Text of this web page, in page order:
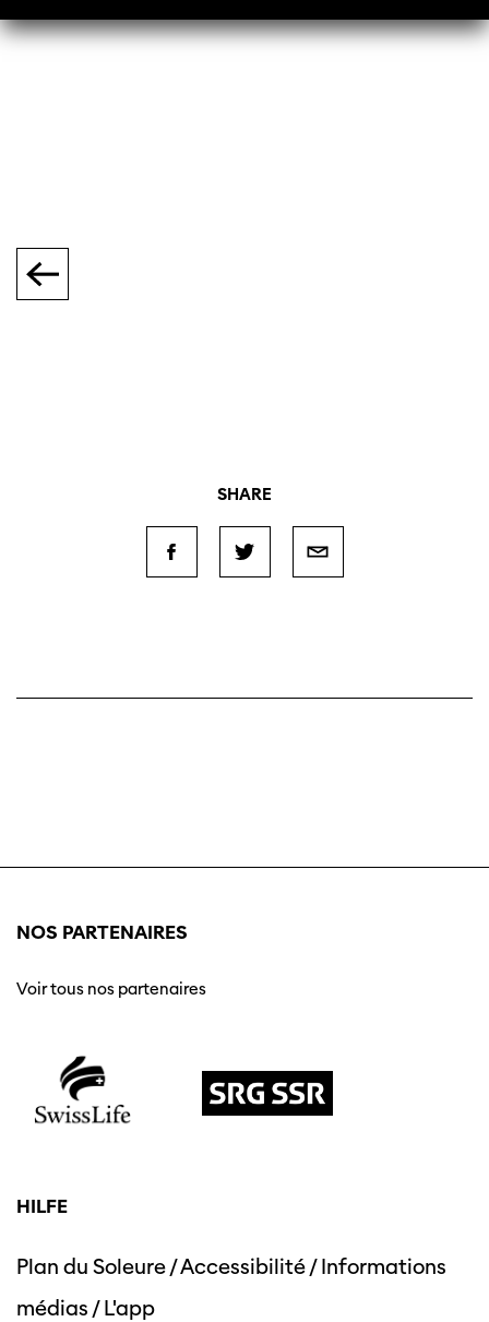
SHARE
NOS PARTENAIRES
Voir tous nos partenaires
HILFE
Plan du Soleure/Accessibilité/Informations
médias /L'app